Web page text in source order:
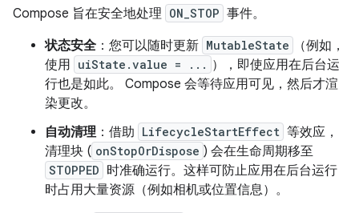
Compose 旨在安全地处理 ON_STOP 事件。
状态安全 ：您可以随时更新 MutableState
（例如，
使用 uiState.value = ... ），即使应用在后台运
行也是如此。 Compose 会等待应用可见，然后才渲
染更改。
自动清理：借助 LifecycleStartEffect 等效应，
清理块 ( onStopOrDispose ) 会在生命周期移至
STOPPED 时准确运行。这样可防止应用在后台运行
时占用大量资源（例如相机或位置信息）。